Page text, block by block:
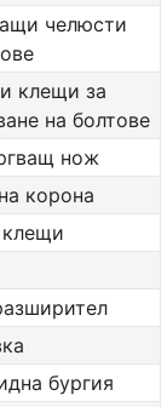
челюсти
клещи за
на болтове
нож
корона
бургия